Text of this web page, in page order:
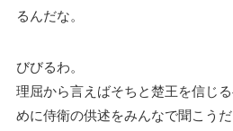
るんだな。
びびるわ。
理屈から言えばそちと楚王を信じ
めに侍衛の供述をみんなで聞こうだ